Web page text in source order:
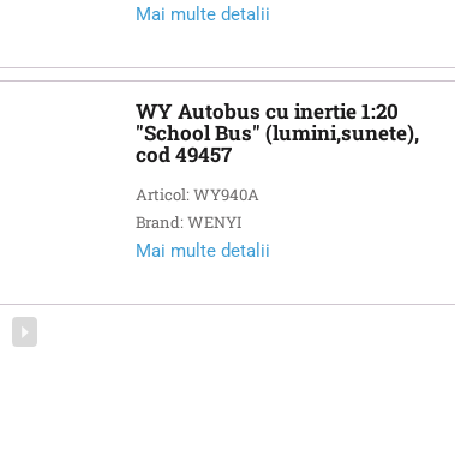
Mai multe detalii
WY Autobus cu inertie 1:20
"School Bus" (lumini,sunete),
cod 49457
Articol: WY940A
Brand: WENYI
Mai multe detalii